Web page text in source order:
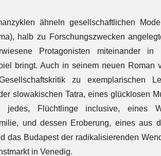
ähneln gesellschaftlichen
halb zu Forschungszwecken
Protagonisten miteinander in
bringt. Auch in seinem neuen Roman
zu exemplarischen
slowakischen Tatra, eines glücklosen
jedes, Flüchtlinge inclusive, eines
und dessen Eroberung, eines aus
das Budapest der radikalisierenden
in Venedig.